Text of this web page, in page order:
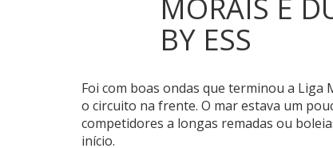
MORAIS E
BY ESS
Foi com boas ondas que terminou a Liga
o circuito na frente. O mar estava um
competidores a longas remadas ou
início.